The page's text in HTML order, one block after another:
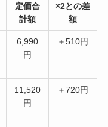
定価合
計額
×2との差
額
6,990
円
＋510円
11,520
円
＋720円